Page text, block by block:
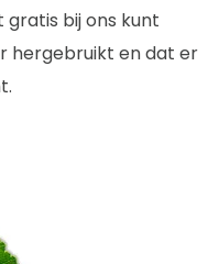
gratis bij ons kunt
hergebruikt en dat er